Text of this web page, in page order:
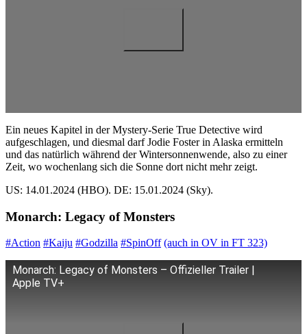
Ein neues Kapitel in der Mystery-Serie True Detective wird
aufgeschlagen, und diesmal darf Jodie Foster in Alaska ermitteln
und das natürlich während der Wintersonnenwende, also zu einer
Zeit, wo wochenlang sich die Sonne dort nicht mehr zeigt.
US: 14.01.2024 (HBO). DE: 15.01.2024 (Sky).
Monarch: Legacy of Monsters
#Action #Kaiju #Godzilla #SpinOff (auch in OV in FT 323)
Monarch: Legacy of Monsters – Offizieller Trailer |
Apple TV+